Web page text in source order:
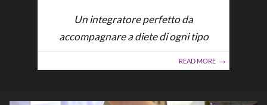
Un integratore perfetto da
accompagnare a diete di ogni tipo
READ MORE